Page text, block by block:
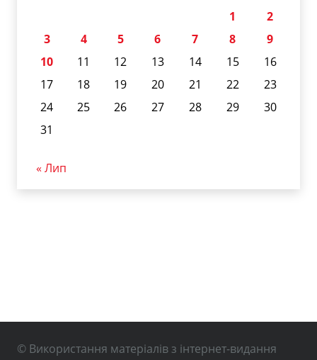
1
2
3
4 5 6 7 8
9
10
11 12 13 14 15
16
17
18 19 20 21 22
23
24
25 26 27 28 29
30
31
« Лип
© Використання матеріалів з інтернет-видання